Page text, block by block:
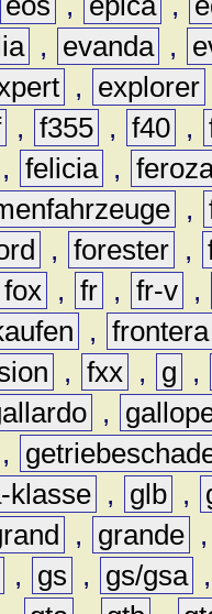
, evanda ,
, explorer
, f355 , f40 ,
, felicia ,
,
, forester ,
fox , fr , fr-v ,
, frontera
, fxx , g
,
,
,
klasse , glb ,
, grande
, gs , gs/gsa